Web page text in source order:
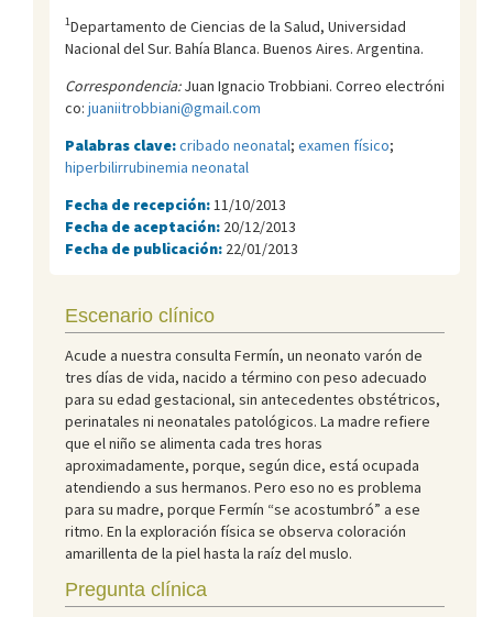
1Departamento de Ciencias de la Salud, Universidad
Nacional del Sur. Bahía Blanca. Buenos Aires. Argentina.
Correspondencia:Juan Ignacio Trobbiani. Correo electróni
co: juaniitrobbiani@gmail.com
Palabras clave:cribado neonatal; examen físico;
hiperbilirrubinemia neonatal
Fecha de recepción: 11/10/2013
Fecha de aceptación: 20/12/2013
Fecha de publicación: 22/01/2013
Escenario clínico
Acude a nuestra consulta Fermín, un neonato varón de
tres días de vida, nacido a término con peso adecuado
para su edad gestacional, sin antecedentes obstétricos,
perinatales ni neonatales patológicos. La madre refiere
que el niño se alimenta cada tres horas
aproximadamente, porque, según dice, está ocupada
atendiendo a sus hermanos. Pero eso no es problema
para su madre, porque Fermín “se acostumbró” a ese
ritmo. En la exploración física se observa coloración
amarillenta de la piel hasta la raíz del muslo.
Pregunta clínica